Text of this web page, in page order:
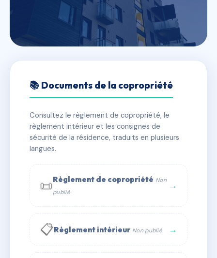
LA SAUVAGERE
✓ Immatriculée 🏠 20 lots 🏗 1 bâtiment(s)
📞 Contacter Syndic Digital
📚 Documents de la copropriété
Consultez le règlement de copropriété, le
règlement intérieur et les consignes de
sécurité de la résidence, traduits en plusieurs
langues.
📜Règlement de copropriété Non
publié
→
📋Règlement intérieur Non publié →